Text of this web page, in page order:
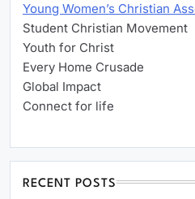
Young Women’s Christian
Student Christian Movement
Youth for Christ
Every Home Crusade
Global Impact
Connect for life
RECENT POSTS